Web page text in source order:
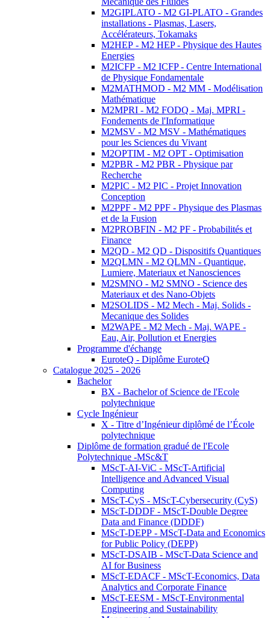
M2GIPLATO - M2 GI-PLATO - Grandes
installations - Plasmas, Lasers,
Accélérateurs, Tokamaks
M2HEP - M2 HEP - Physique des Hautes
Energies
M2ICFP - M2 ICFP - Centre International
de Physique Fondamentale
M2MATHMOD - M2 MM - Modélisation
Mathématique
M2MPRI - M2 FODQ - Maj. MPRI -
Fondements de l'Informatique
M2MSV - M2 MSV - Mathématiques
pour les Sciences du Vivant
M2OPTIM - M2 OPT - Optimisation
M2PBR - M2 PBR - Physique par
Recherche
M2PIC - M2 PIC - Projet Innovation
Conception
M2PPF - M2 PPF - Physique des Plasmas
et de la Fusion
M2PROBFIN - M2 PF - Probabilités et
Finance
M2QD - M2 QD - Dispositifs Quantiques
M2QLMN - M2 QLMN - Quantique,
Lumiere, Materiaux et Nanosciences
M2SMNO - M2 SMNO - Science des
Materiaux et des Nano-Objets
M2SOLIDS - M2 Mech - Maj. Solids -
Mecanique des Solides
M2WAPE - M2 Mech - Maj. WAPE -
Eau, Air, Pollution et Energies
Programme d'échange
EuroteQ - Diplôme EuroteQ
Catalogue 2025 - 2026
Bachelor
BX - Bachelor of Science de l'Ecole
polytechnique
Cycle Ingénieur
X - Titre d’Ingénieur diplômé de l’École
polytechnique
Diplôme de formation gradué de l'Ecole
Polytechnique -MSc&T
MScT-AI-ViC - MScT-Artificial
Intelligence and Advanced Visual
Computing
MScT-CyS - MScT-Cybersecurity (CyS)
MScT-DDDF - MScT-Double Degree
Data and Finance (DDDF)
MScT-DEPP - MScT-Data and Economics
for Public Policy (DEPP)
MScT-DSAIB - MScT-Data Science and
AI for Business
MScT-EDACF - MScT-Economics, Data
Analytics and Corporate Finance
MScT-EESM - MScT-Environmental
Engineering and Sustainability